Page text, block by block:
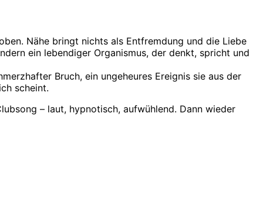
Nähe bringt nichts als Entfremdung und die Liebe
ein lebendiger Organismus, der denkt, spricht und
Bruch, ein ungeheures Ereignis sie aus der
scheint.
– laut, hypnotisch, aufwühlend. Dann wieder